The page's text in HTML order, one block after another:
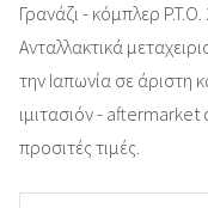
Γρανάζι - κόμπλερ
Ανταλλακτικά
την Ιαπωνία σε άριστη
ιμιτασιόν - aftermarket
προσιτές τιμές.